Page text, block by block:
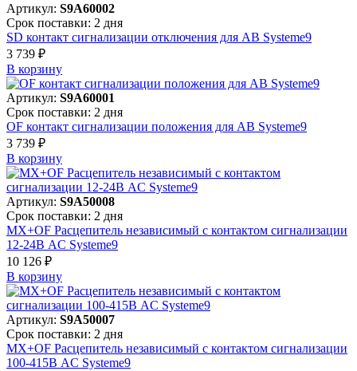
Артикул: S9A60002
Срок поставки: 2 дня
SD контакт сигнализации отключения для АВ Systeme9
3 739 ₽
В корзинy
Артикул: S9A60001
Срок поставки: 2 дня
OF контакт сигнализации положения для АВ Systeme9
3 739 ₽
В корзинy
Артикул: S9A50008
Срок поставки: 2 дня
MX+OF Расцепитель независимый с контактом сигнализации
12-24В AC Systeme9
10 126 ₽
В корзинy
Артикул: S9A50007
Срок поставки: 2 дня
MX+OF Расцепитель независимый с контактом сигнализации
100-415В AC Systeme9